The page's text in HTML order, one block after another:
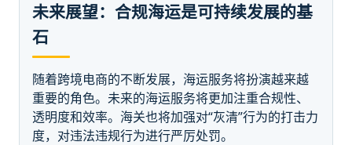
未来展望：合规海运是可持续发展的基
石
随着跨境电商的不断发展，海运服务将扮演越来越
重要的角色。未来的海运服务将更加注重合规性、
透明度和效率。海关也将加强对“灰清”行为的打击力
度，对违法违规行为进行严厉处罚。